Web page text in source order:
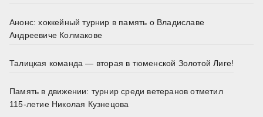
Анонс: хоккейный турнир в память о Владиславе
Андреевиче Колмакове
Талицкая команда — вторая в тюменской Золотой Лиге!
Память в движении: турнир среди ветеранов отметил
115‑летие Николая Кузнецова